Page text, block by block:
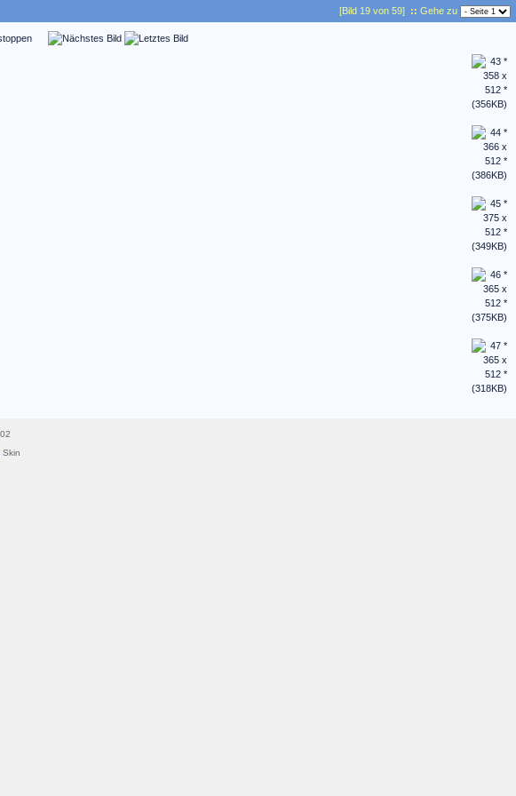
[Bild 19 von 59] :: Gehe zu
Skin